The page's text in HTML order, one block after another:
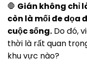
🛑 Gián không chỉ
còn là mối đe dọa
cuộc sống. Do đó,
thời là rất quan
khu vực nào?